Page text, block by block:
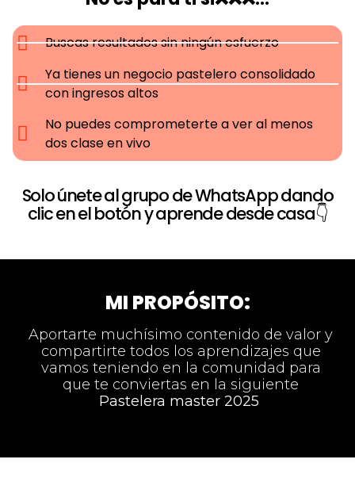
Buscas resultados sin ningún esfuerzo
Ya tienes un negocio pastelero consolidado
con ingresos altos
No puedes comprometerte a ver al menos
dos clase en vivo
Solo únete al grupo de WhatsApp dando
clic en el botón y aprende desde casa👇
MI PROPÓSITO:
Aportarte muchísimo contenido de valor y
compartirte todos los aprendizajes que
vamos teniendo en la comunidad para
que te conviertas en la siguiente
Pastelera master 2025